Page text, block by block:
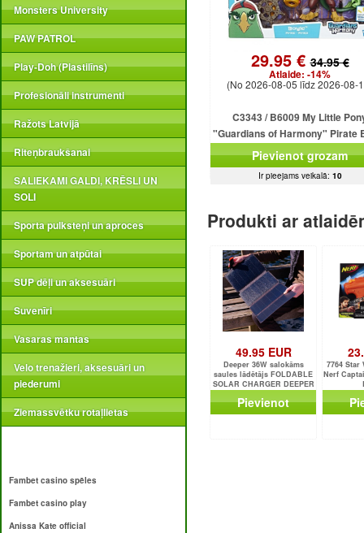
Monsters University
PAW PATROL
Play-Doh (Plastilīns)
Profesionāli instrumenti
Ražots Latvijā
Riteņbraukšanai
SALIEKAMI GALDI, KRĒSLI UN
SOLI
Sporta pulksteņi un aproces
Sportam un atpūtai
SUP dēļi un aksesuāri
Suvenīri
Vasaras mantas
Velo trenažieri, aksesuāri un
piederumi
Ziemassvētku rotaļlietas
Fambet casino spēles
Fambet casino play
Anissa Kate official
29.95 €34.95 €
Atlaide: -14%
(No 2026-08-05 līdz 2026-08-
C3343 / B6009 My Little
"Guardians of Harmony" Pirate
Pievienot grozam
Ir pieejams veikalā: 10
Produkti ar
49.95 EUR
Deeper 36W salokāms
saules lādētājs FOLDABLE
SOLAR CHARGER DEEPER
36W
Pievienot
7764 Star
Nerf